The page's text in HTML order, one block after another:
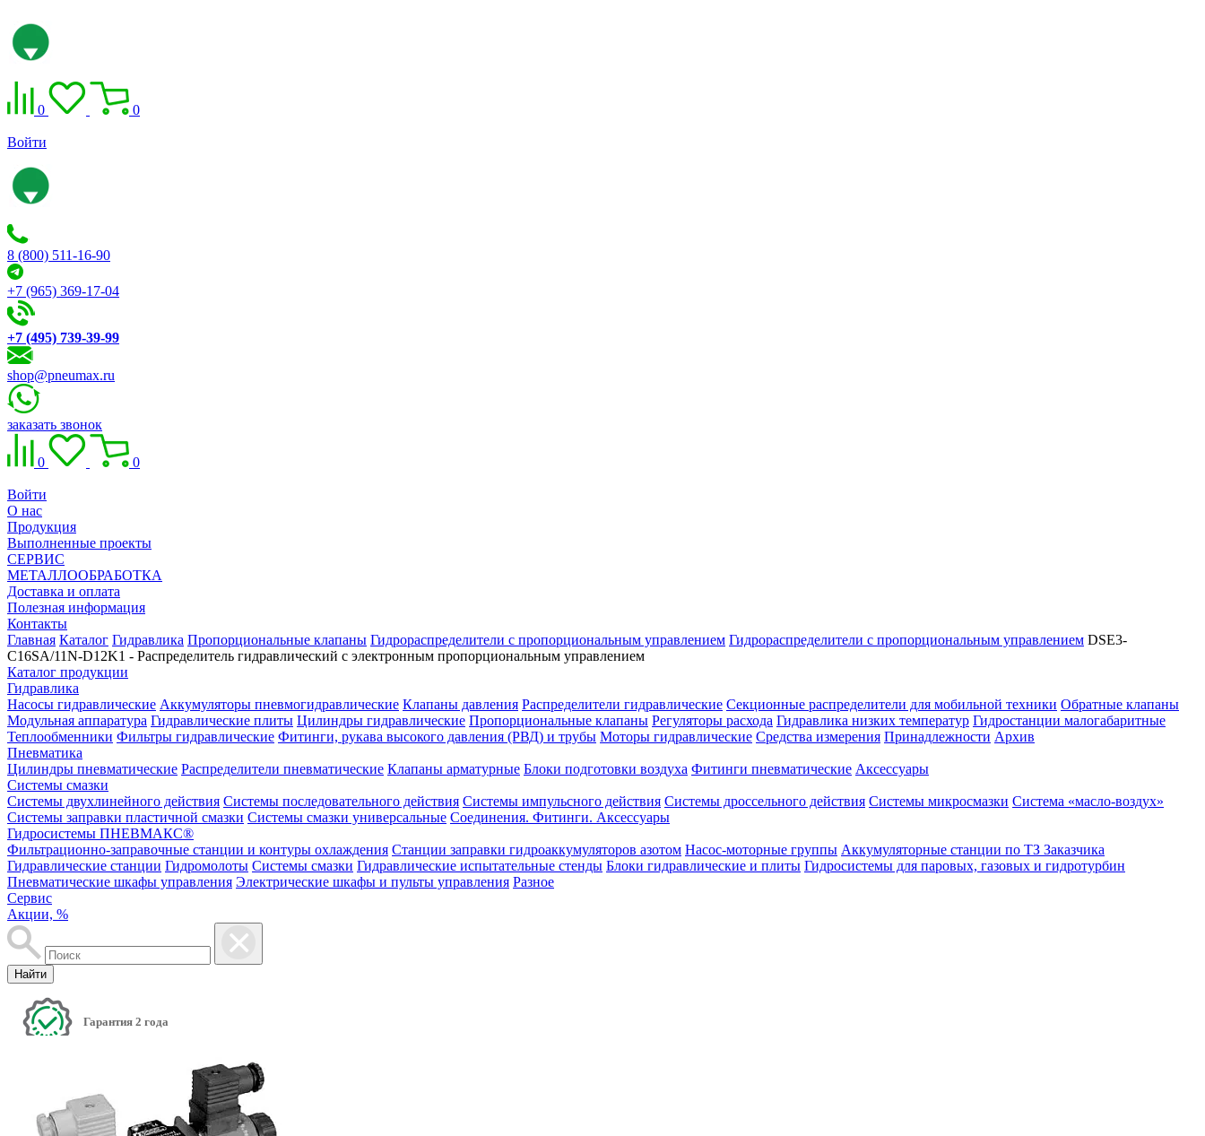
0 0
Войти
8 (800) 511-16-90
+7 (965) 369-17-04
+7 (495) 739-39-99
shop@pneumax.ru
заказать звонок
0 0
Войти
О нас
Продукция
Выполненные проекты
СЕРВИС
МЕТАЛЛООБРАБОТКА
Доставка и оплата
Полезная информация
Контакты
Главная Каталог Гидравлика Пропорциональные клапаны Гидрораспределители с пропорциональным управлением Гидрораспределители с пропорциональным управлением DSE3-
C16SA/11N-D12K1 - Распределитель гидравлический с электронным пропорциональным управлением
Каталог продукции
Гидравлика
Насосы гидравлические Аккумуляторы пневмогидравлические Клапаны давления Распределители гидравлические Секционные распределители для мобильной техники Обратные клапаны
Модульная аппаратура Гидравлические плиты Цилиндры гидравлические Пропорциональные клапаны Регуляторы расхода Гидравлика низких температур Гидростанции малогабаритные
Теплообменники Фильтры гидравлические Фитинги, рукава высокого давления (РВД) и трубы Моторы гидравлические Средства измерения Принадлежности Архив
Пневматика
Цилиндры пневматические Распределители пневматические Клапаны арматурные Блоки подготовки воздуха Фитинги пневматические Аксессуары
Системы смазки
Системы двухлинейного действия Системы последовательного действия Системы импульсного действия Системы дроссельного действия Системы микросмазки Система «масло-воздух»
Системы заправки пластичной смазки Системы смазки универсальные Соединения. Фитинги. Аксессуары
Гидросистемы ПНЕВМАКС®
Фильтрационно-заправочные станции и контуры охлаждения Станции заправки гидроаккумуляторов азотом Насос-моторные группы Аккумуляторные станции по ТЗ Заказчика
Гидравлические станции Гидромолоты Системы смазки Гидравлические испытательные стенды Блоки гидравлические и плиты Гидросистемы для паровых, газовых и гидротурбин
Пневматические шкафы управления Электрические шкафы и пульты управления Разное
Сервис
Акции, %
Найти
Гарантия 2 года